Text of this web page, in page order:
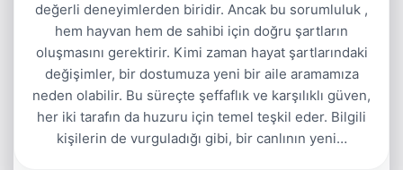
değerli deneyimlerden biridir. Ancak bu sorumluluk ,
hem hayvan hem de sahibi için doğru şartların
oluşmasını gerektirir. Kimi zaman hayat şartlarındaki
değişimler, bir dostumuza yeni bir aile aramamıza
neden olabilir. Bu süreçte şeffaflık ve karşılıklı güven,
her iki tarafın da huzuru için temel teşkil eder. Bilgili
kişilerin de vurguladığı gibi, bir canlının yeni…